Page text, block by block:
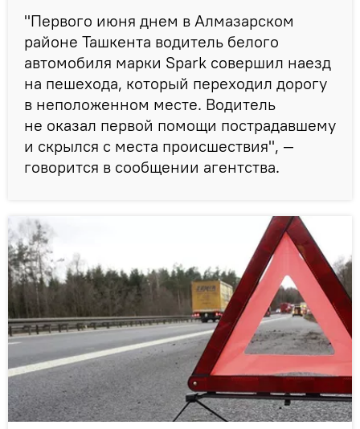
"Первого июня днем в Алмазарском
районе Ташкента водитель белого
автомобиля марки Spark совершил наезд
на пешехода, который переходил дорогу
в неположенном месте. Водитель
не оказал первой помощи пострадавшему
и скрылся с места происшествия", —
говорится в сообщении агентства.